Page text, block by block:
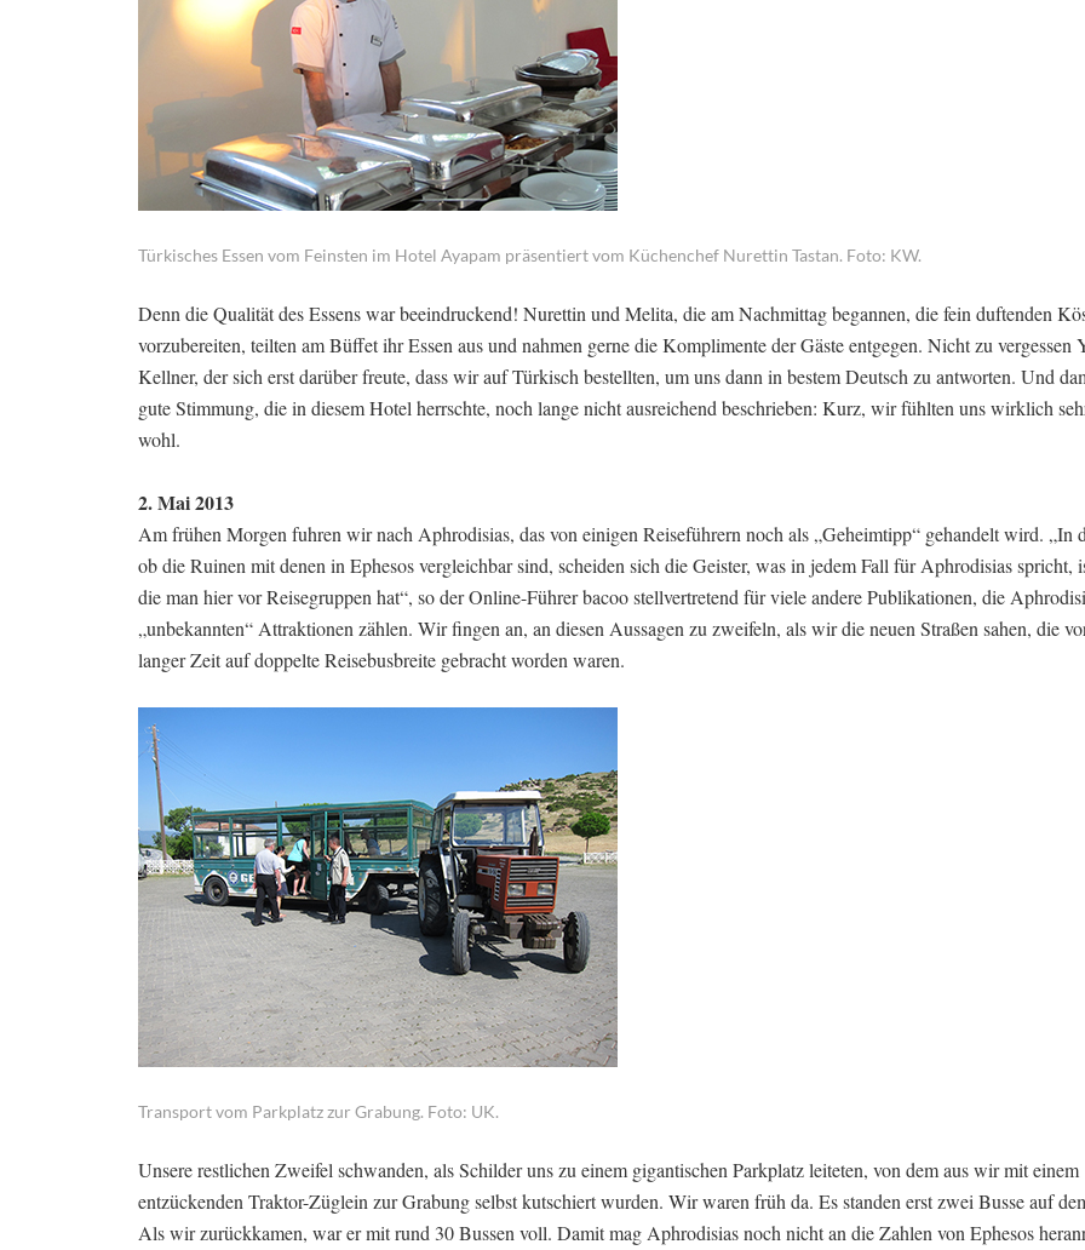
Türkisches Essen vom Feinsten im Hotel Ayapam präsentiert vom Küchenchef Nurettin Tastan. Foto: KW.
Denn die Qualität des Essens war beeindruckend! Nurettin und Melita, die am Nachmittag begannen, die fein duftenden
vorzubereiten, teilten am Büffet ihr Essen aus und nahmen gerne die Komplimente der Gäste entgegen. Nicht zu vergessen
Kellner, der sich erst darüber freute, dass wir auf Türkisch bestellten, um uns dann in bestem Deutsch zu antworten. Und
gute Stimmung, die in diesem Hotel herrschte, noch lange nicht ausreichend beschrieben: Kurz, wir fühlten uns wirklich
wohl.
2. Mai 2013
Am frühen Morgen fuhren wir nach Aphrodisias, das von einigen Reiseführern noch als „Geheimtipp“ gehandelt wird. „In
ob die Ruinen mit denen in Ephesos vergleichbar sind, scheiden sich die Geister, was in jedem Fall für Aphrodisias spricht,
die man hier vor Reisegruppen hat“, so der Online-Führer bacoo stellvertretend für viele andere Publikationen, die
„unbekannten“ Attraktionen zählen. Wir fingen an, an diesen Aussagen zu zweifeln, als wir die neuen Straßen sahen, die
langer Zeit auf doppelte Reisebusbreite gebracht worden waren.
Transport vom Parkplatz zur Grabung. Foto: UK.
Unsere restlichen Zweifel schwanden, als Schilder uns zu einem gigantischen Parkplatz leiteten, von dem aus wir mit einem
entzückenden Traktor-Züglein zur Grabung selbst kutschiert wurden. Wir waren früh da. Es standen erst zwei Busse auf
Als wir zurückkamen, war er mit rund 30 Bussen voll. Damit mag Aphrodisias noch nicht an die Zahlen von Ephesos